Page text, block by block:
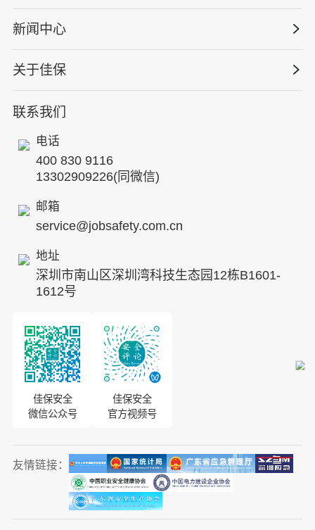
联系我们
电话
400 830 9116
13302909226(同微信)
邮箱
service@jobsafety.com.cn
地址
深圳市南山区深圳湾科技生态园12栋B1601-
1612号
佳保安全
微信公众号
佳保安全
官方视频号
巡查监督审计
HSE专家服务
能源电力
仓储物流
水利水务
核电工程与运营
其他案例
行业定制课程
资质与专业技能版权课
国际证书课程
高薪岗位
HSE 专家服务
人力资源服务
新闻中心
公司新闻
蛇口安全论坛
关于佳保
公司简介
企业文化
专家团队
发展历程
招贤纳士
ESG
8S安全服务联盟
投资者关系
友情链接：